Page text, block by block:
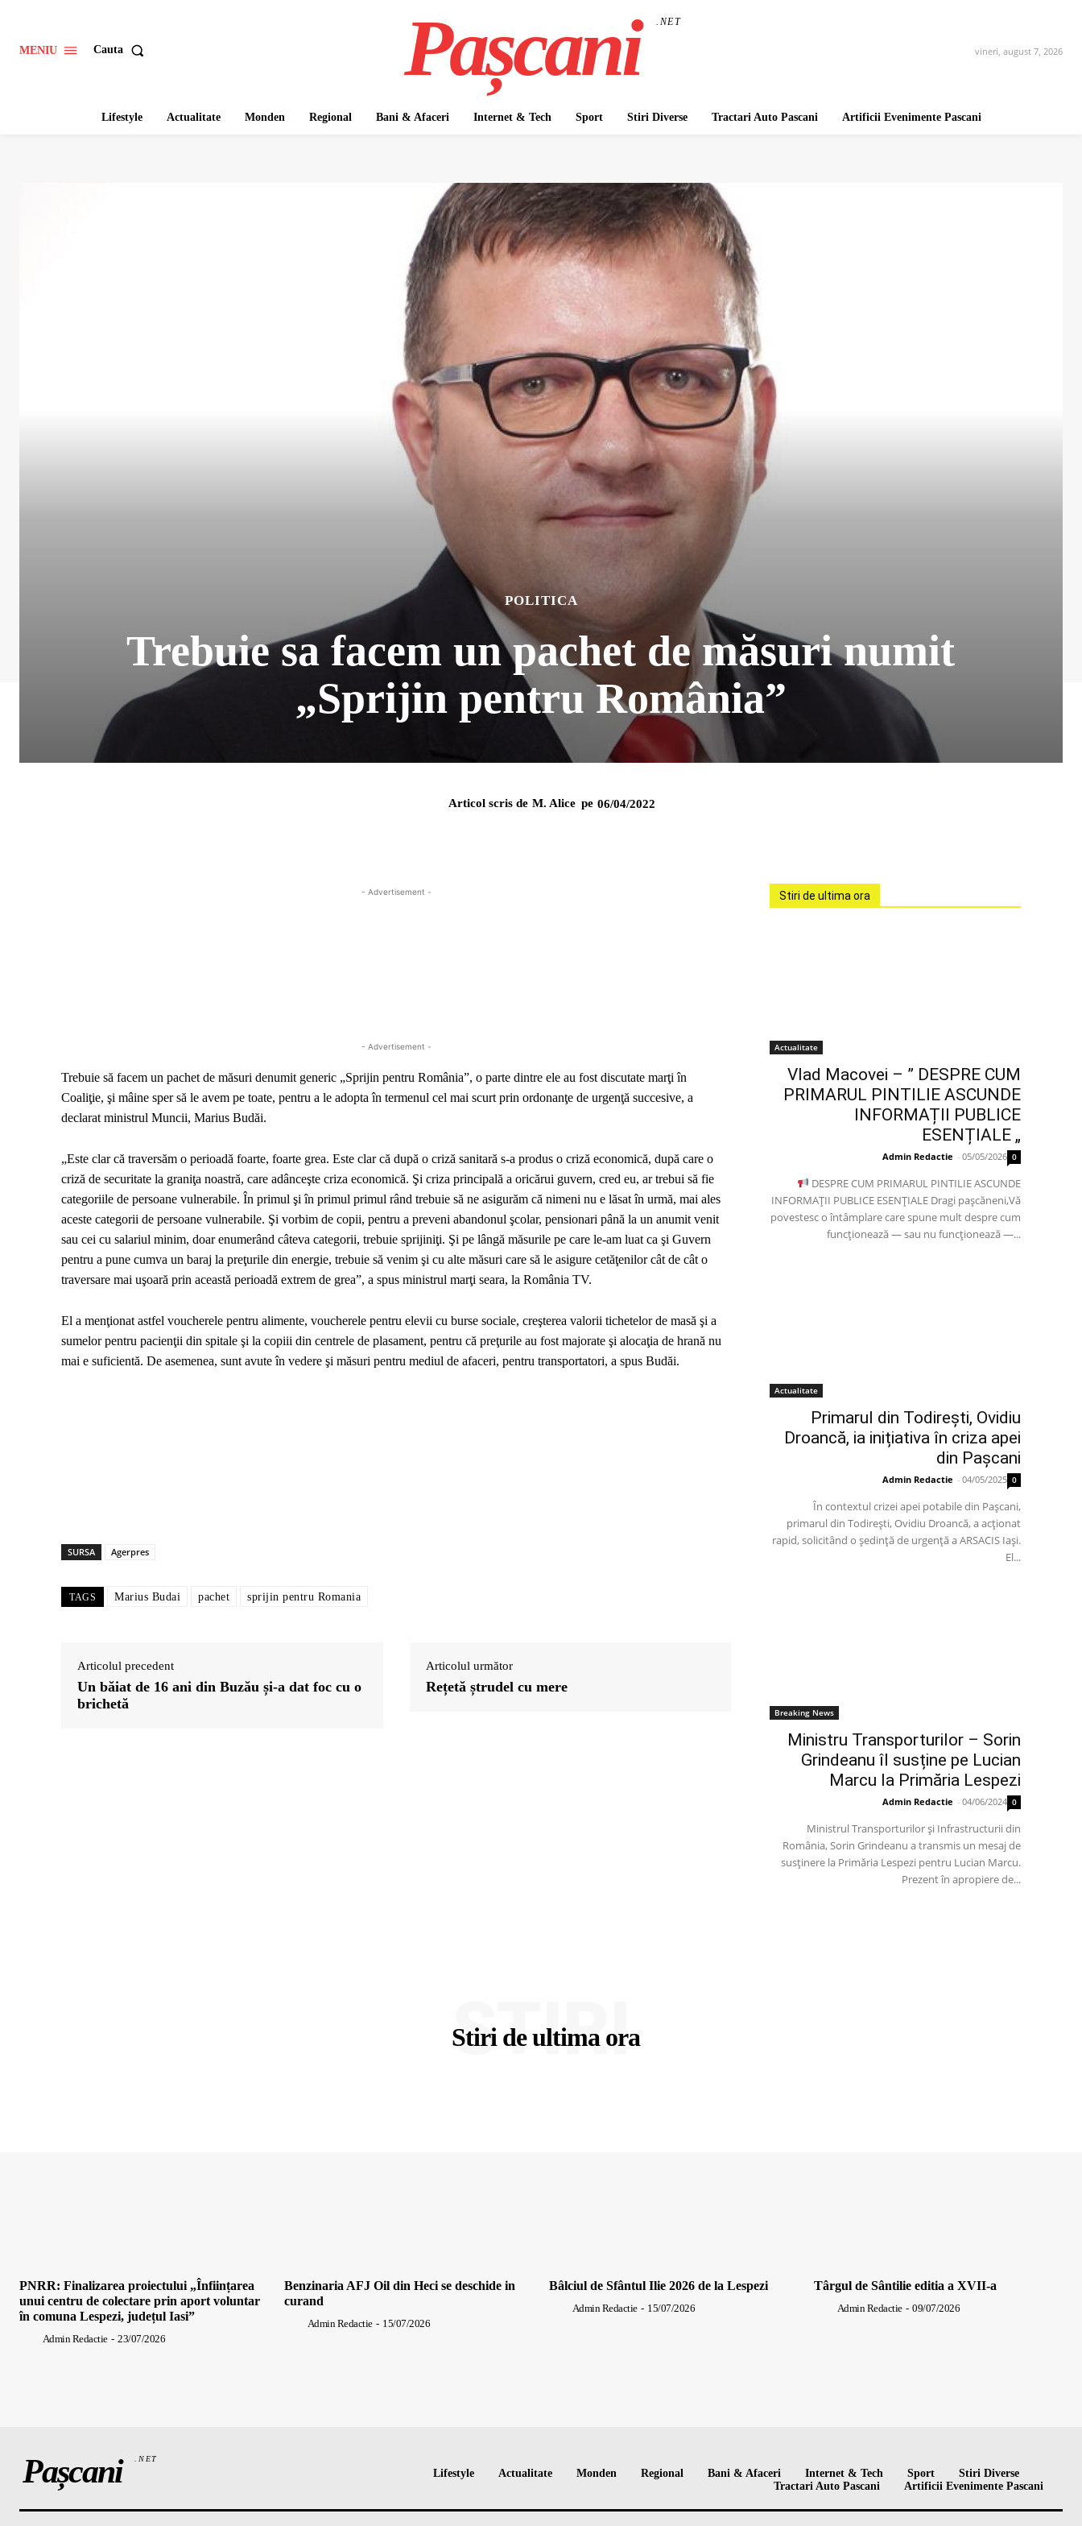
MENIU Cauta Pașcani .NET
vineri, august 7, 2026
Lifestyle Actualitate Monden Regional Bani & Afaceri Internet & Tech Sport Stiri Diverse Tractari Auto Pascani Artificii Evenimente Pascani
POLITICA
Trebuie sa facem un pachet de măsuri numit
„Sprijin pentru România”
Articol scris de M. Alice pe 06/04/2022
- Advertisement -
- Advertisement -
Trebuie să facem un pachet de măsuri denumit generic „Sprijin pentru România”, o parte dintre ele au fost discutate marţi în
Coaliţie, şi mâine sper să le avem pe toate, pentru a le adopta în termenul cel mai scurt prin ordonanţe de urgenţă succesive, a
declarat ministrul Muncii, Marius Budăi.
„Este clar că traversăm o perioadă foarte, foarte grea. Este clar că după o criză sanitară s-a produs o criză economică, după care o
criză de securitate la graniţa noastră, care adânceşte criza economică. Şi criza principală a oricărui guvern, cred eu, ar trebui să fie
categoriile de persoane vulnerabile. În primul şi în primul primul rând trebuie să ne asigurăm că nimeni nu e lăsat în urmă, mai ales
aceste categorii de persoane vulnerabile. Şi vorbim de copii, pentru a preveni abandonul şcolar, pensionari până la un anumit venit
sau cei cu salariul minim, doar enumerând câteva categorii, trebuie sprijiniţi. Şi pe lângă măsurile pe care le-am luat ca şi Guvern
pentru a pune cumva un baraj la preţurile din energie, trebuie să venim şi cu alte măsuri care să le asigure cetăţenilor cât de cât o
traversare mai uşoară prin această perioadă extrem de grea”, a spus ministrul marţi seara, la România TV.
El a menţionat astfel voucherele pentru alimente, voucherele pentru elevii cu burse sociale, creşterea valorii tichetelor de masă şi a
sumelor pentru pacienţii din spitale şi la copiii din centrele de plasament, pentru că preţurile au fost majorate şi alocaţia de hrană nu
mai e suficientă. De asemenea, sunt avute în vedere şi măsuri pentru mediul de afaceri, pentru transportatori, a spus Budăi.
SURSA Agerpres
TAGS Marius Budai pachet sprijin pentru Romania
Articolul precedent
Un băiat de 16 ani din Buzău și-a dat foc cu o
brichetă
Articolul următor
Rețetă ștrudel cu mere
Stiri de ultima ora
Actualitate
Vlad Macovei – ” DESPRE CUM
PRIMARUL PINTILIE ASCUNDE
INFORMAȚII PUBLICE
ESENȚIALE „
Admin Redactie - 05/05/2026 0
DESPRE CUM PRIMARUL PINTILIE ASCUNDE
INFORMAȚII PUBLICE ESENȚIALE Dragi pașcăneni,Vă
povestesc o întâmplare care spune mult despre cum
funcționează — sau nu funcționează —...
Actualitate
Primarul din Todirești, Ovidiu
Droancă, ia inițiativa în criza apei
din Pașcani
Admin Redactie - 04/05/2025 0
În contextul crizei apei potabile din Pașcani,
primarul din Todirești, Ovidiu Droancă, a acționat
rapid, solicitând o ședință de urgență a ARSACIS Iași.
El...
Breaking News
Ministru Transporturilor – Sorin
Grindeanu îl susține pe Lucian
Marcu la Primăria Lespezi
Admin Redactie - 04/06/2024 0
Ministrul Transporturilor și Infrastructurii din
România, Sorin Grindeanu a transmis un mesaj de
susținere la Primăria Lespezi pentru Lucian Marcu.
Prezent în apropiere de...
Stiri de ultima ora
STIRI
PNRR: Finalizarea proiectului „Înființarea
unui centru de colectare prin aport voluntar
în comuna Lespezi, județul Iasi”
Admin Redactie - 23/07/2026
Benzinaria AFJ Oil din Heci se deschide in
curand
Admin Redactie - 15/07/2026
Bâlciul de Sfântul Ilie 2026 de la Lespezi
Admin Redactie - 15/07/2026
Târgul de Sântilie editia a XVII-a
Admin Redactie - 09/07/2026
Pașcani .NET
Lifestyle Actualitate Monden Regional Bani & Afaceri Internet & Tech Sport
Stiri Diverse
Tractari Auto Pascani
Artificii Evenimente Pascani